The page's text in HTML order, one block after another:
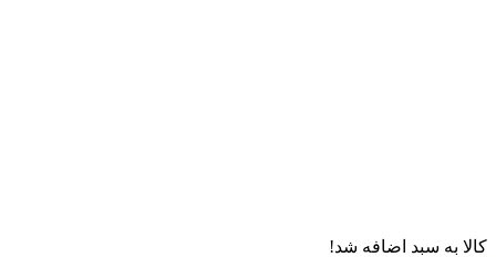
کالا به سبد اضافه شد!